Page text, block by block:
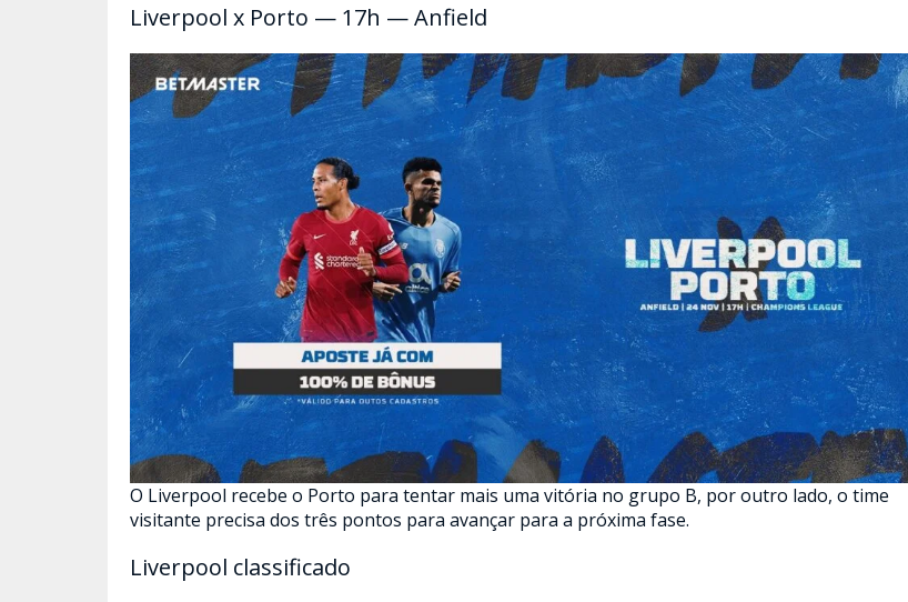
Liverpool x Porto — 17h — Anfield
O Liverpool recebe o Porto para tentar mais uma vitória no grupo B, por outro lado, o time
visitante precisa dos três pontos para avançar para a próxima fase.
Liverpool classificado